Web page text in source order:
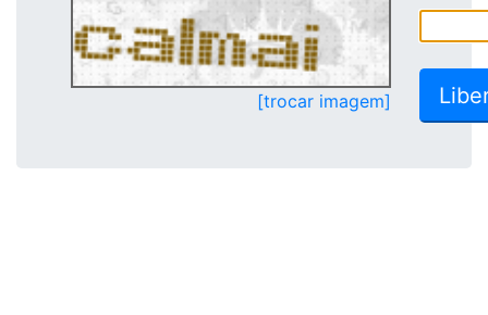
[trocar imagem]